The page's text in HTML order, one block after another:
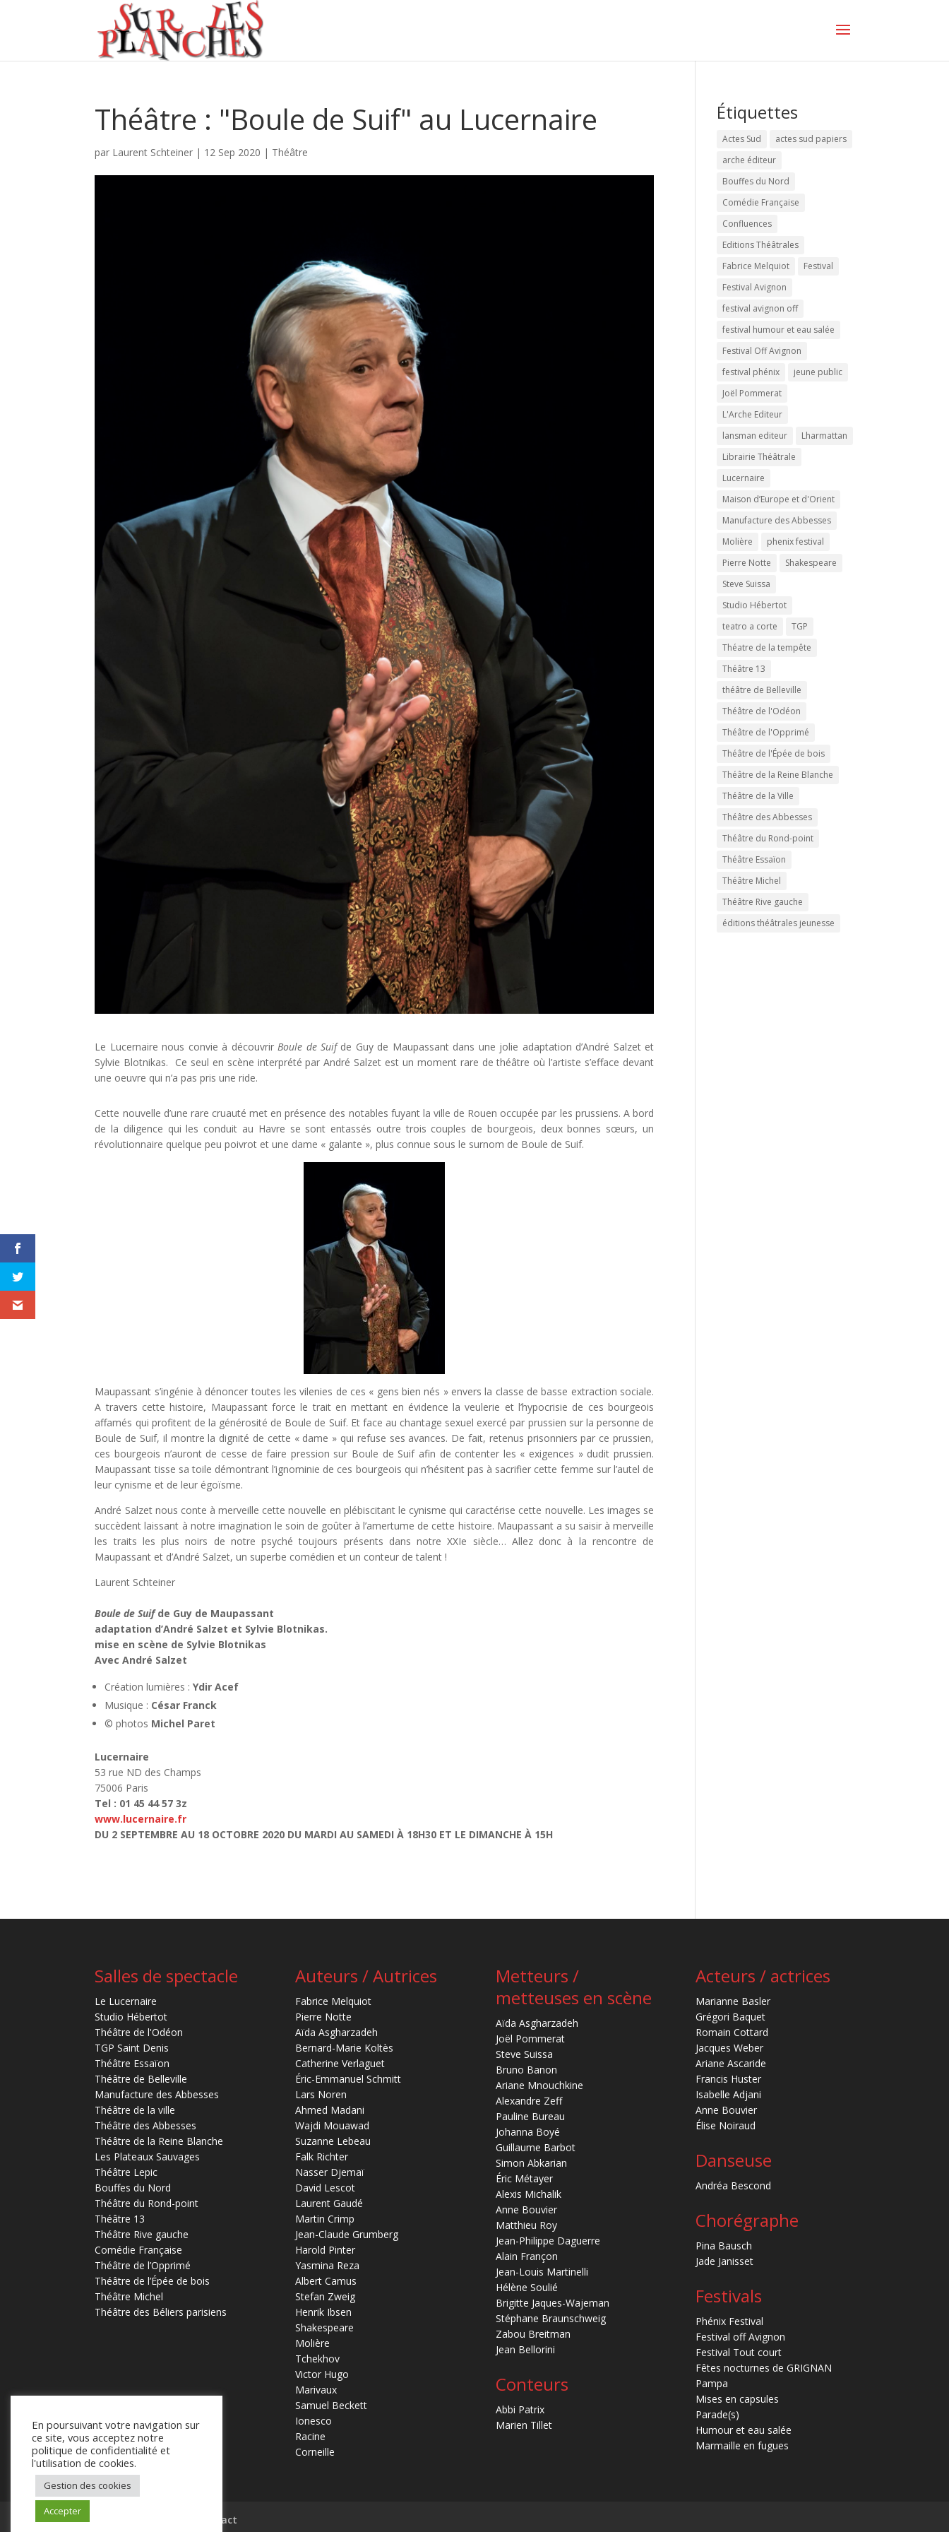
Théâtre : "Boule de Suif" au Lucernaire
par Laurent Schteiner | 12 Sep 2020 | Théâtre
Le Lucernaire nous convie à découvrirBoule de Suifde Guy de Maupassant dans une jolie adaptation d’André Salzet et
Sylvie Blotnikas. Ce seul en scène interprété par André Salzet est un moment rare de théâtre où l’artiste s’efface devant
une oeuvre qui n’a pas pris une ride.
Cette nouvelle d’une rare cruauté met en présence des notables fuyant la ville de Rouen occupée par les prussiens. A bord
de la diligence qui les conduit au Havre se sont entassés outre trois couples de bourgeois, deux bonnes sœurs, un
révolutionnaire quelque peu poivrot et une dame « galante », plus connue sous le surnom de Boule de Suif.
Maupassant s’ingénie à dénoncer toutes les vilenies de ces « gens bien nés » envers la classe de basse extraction sociale.
A travers cette histoire, Maupassant force le trait en mettant en évidence la veulerie et l’hypocrisie de ces bourgeois
affamés qui profitent de la générosité de Boule de Suif. Et face au chantage sexuel exercé par prussien sur la personne de
Boule de Suif, il montre la dignité de cette « dame » qui refuse ses avances. De fait, retenus prisonniers par ce prussien,
ces bourgeois n’auront de cesse de faire pression sur Boule de Suif afin de contenter les « exigences » dudit prussien.
Maupassant tisse sa toile démontrant l’ignominie de ces bourgeois qui n’hésitent pas à sacrifier cette femme sur l’autel de
leur cynisme et de leur égoïsme.
André Salzet nous conte à merveille cette nouvelle en plébiscitant le cynisme qui caractérise cette nouvelle. Les images se
succèdent laissant à notre imagination le soin de goûter à l’amertume de cette histoire. Maupassant a su saisir à merveille
les traits les plus noirs de notre psyché toujours présents dans notre XXIe siècle… Allez donc à la rencontre de
Maupassant et d’André Salzet, un superbe comédien et un conteur de talent !
Laurent Schteiner
Boule de Suifde Guy de Maupassant
adaptation d’André Salzet et Sylvie Blotnikas.
mise en scène de Sylvie Blotnikas
Avec André Salzet
Création lumières :Ydir Acef
Musique : César Franck
© photos Michel Paret
Lucernaire
53 rue ND des Champs
75006 Paris
Tel : 01 45 44 57 3z
www.lucernaire.fr
DU 2 SEPTEMBRE AU 18 OCTOBRE 2020 DU MARDI AU SAMEDI À 18H30 ET LE DIMANCHE À 15H
Étiquettes
Actes Sud
actes sud papiers
arche éditeur
Bouffes du Nord
Comédie Française
Confluences
Editions Théâtrales
Fabrice Melquiot
Festival
Festival Avignon
festival avignon off
festival humour et eau salée
Festival Off Avignon
festival phénix
jeune public
Joël Pommerat
L'Arche Editeur
lansman editeur
Lharmattan
Librairie Théâtrale
Lucernaire
Maison d’Europe et d'Orient
Manufacture des Abbesses
Molière
phenix festival
Pierre Notte
Shakespeare
Steve Suissa
Studio Hébertot
teatro a corte
TGP
Théatre de la tempête
Théâtre 13
théâtre de Belleville
Théâtre de l'Odéon
Théâtre de l'Opprimé
Théâtre de l'Épée de bois
Théâtre de la Reine Blanche
Théâtre de la Ville
Théâtre des Abbesses
Théâtre du Rond-point
Théâtre Essaïon
Théâtre Michel
Théâtre Rive gauche
éditions théâtrales jeunesse
Salles de spectacle
Le Lucernaire
Studio Hébertot
Théâtre de l'Odéon
TGP Saint Denis
Théâtre Essaïon
Théâtre de Belleville
Manufacture des Abbesses
Théâtre de la ville
Théâtre des Abbesses
Théâtre de la Reine Blanche
Les Plateaux Sauvages
Théâtre Lepic
Bouffes du Nord
Théâtre du Rond-point
Théâtre 13
Théâtre Rive gauche
Comédie Française
Théâtre de l’Opprimé
Théâtre de l’Épée de bois
Théâtre Michel
Théâtre des Béliers parisiens
Auteurs / Autrices
Fabrice Melquiot
Pierre Notte
Aïda Asgharzadeh
Bernard-Marie Koltès
Catherine Verlaguet
Éric-Emmanuel Schmitt
Lars Noren
Ahmed Madani
Wajdi Mouawad
Suzanne Lebeau
Falk Richter
Nasser Djemaï
David Lescot
Laurent Gaudé
Martin Crimp
Jean-Claude Grumberg
Harold Pinter
Yasmina Reza
Albert Camus
Stefan Zweig
Henrik Ibsen
Shakespeare
Molière
Tchekhov
Victor Hugo
Marivaux
Samuel Beckett
Ionesco
Racine
Corneille
Metteurs /
metteuses en scène
Aïda Asgharzadeh
Joël Pommerat
Steve Suissa
Bruno Banon
Ariane Mnouchkine
Alexandre Zeff
Pauline Bureau
Johanna Boyé
Guillaume Barbot
Simon Abkarian
Éric Métayer
Alexis Michalik
Anne Bouvier
Matthieu Roy
Jean-Philippe Daguerre
Alain Françon
Jean-Louis Martinelli
Hélène Soulié
Brigitte Jaques-Wajeman
Stéphane Braunschweig
Zabou Breitman
Jean Bellorini
Conteurs
Abbi Patrix
Marien Tillet
Acteurs / actrices
Marianne Basler
Grégori Baquet
Romain Cottard
Jacques Weber
Ariane Ascaride
Francis Huster
Isabelle Adjani
Anne Bouvier
Élise Noiraud
Danseuse
Andréa Bescond
Chorégraphe
Pina Bausch
Jade Janisset
Festivals
Phénix Festival
Festival off Avignon
Festival Tout court
Fêtes nocturnes de GRIGNAN
Pampa
Mises en capsules
Parade(s)
Humour et eau salée
Marmaille en fugues
Contact
En poursuivant votre navigation sur
ce site, vous acceptez notre
politique de confidentialité et
l'utilisation de cookies.
Gestion des cookies
Accepter